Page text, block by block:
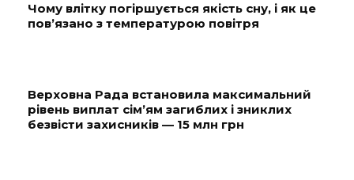
Чому влітку погіршується якість сну, і як це
пов’язано з температурою повітря
Верховна Рада встановила максимальний
рівень виплат сім’ям загиблих і зниклих
безвісти захисників — 15 млн грн